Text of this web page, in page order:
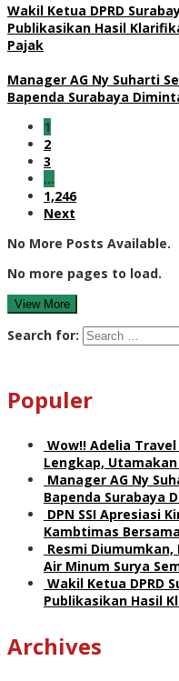
Wakil Ketua DPRD
Publikasikan Hasil
Pajak
Manager AG Ny Suharti
Bapenda Surabaya
1
2
3
…
1,246
Next
No More Posts Available.
No more pages to load.
View More
Search for:
Populer
Wow!! Adelia
Lengkap,
Manager AG Ny
Bapenda Surabaya
DPN SSI Apresiasi
Kambtimas Bersama
Resmi Diumumkan,
Air Minum Surya
Wakil Ketua DPRD
Publikasikan Hasil
Archives